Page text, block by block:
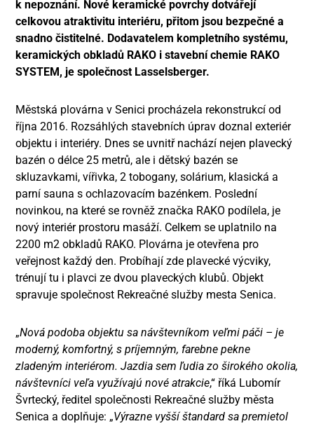
k nepoznání. Nové keramické povrchy dotvářejí
celkovou atraktivitu interiéru, přitom jsou bezpečné a
snadno čistitelné. Dodavatelem kompletního systému,
keramických obkladů RAKO i stavební chemie RAKO
SYSTEM, je společnost Lasselsberger.
Městská plovárna v Senici procházela rekonstrukcí od
října 2016. Rozsáhlých stavebních úprav doznal exteriér
objektu i interiéry. Dnes se uvnitř nachází nejen plavecký
bazén o délce 25 metrů, ale i dětský bazén se
skluzavkami, vířivka, 2 tobogany, solárium, klasická a
parní sauna s ochlazovacím bazénkem. Poslední
novinkou, na které se rovněž značka RAKO podílela, je
nový interiér prostoru masáží. Celkem se uplatnilo na
2200 m2 obkladů RAKO. Plovárna je otevřena pro
veřejnost každý den. Probíhají zde plavecké výcviky,
trénují tu i plavci ze dvou plaveckých klubů. Objekt
spravuje společnost Rekreačné služby mesta Senica.
„Nová podoba objektu sa návštevníkom veľmi páči – je
moderný, komfortný, s príjemným, farebne pekne
zladeným interiérom. Jazdia sem ľudia zo širokého okolia,
návštevníci veľa využívajú nové atrakcie,“ říká Lubomír
Švrtecký, ředitel společnosti Rekreačné služby města
Senica a doplňuje: „Výrazne vyšší štandard sa premietol